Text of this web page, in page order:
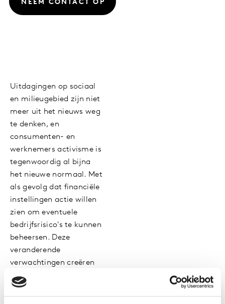
NEEM CONTACT OP
Uitdagingen op sociaal
en milieugebied zijn niet
meer uit het nieuws weg
te denken, en
consumenten- en
werknemers activisme is
tegenwoordig al bijna
het nieuwe normaal. Met
als gevolg dat financiële
instellingen actie willen
zien om eventuele
bedrijfsrisico's te kunnen
beheersen. Deze
veranderende
verwachtingen creëren
risico’s voor zowel
private als publieke